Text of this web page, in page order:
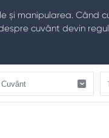
manipularea. Când
cuvânt devin